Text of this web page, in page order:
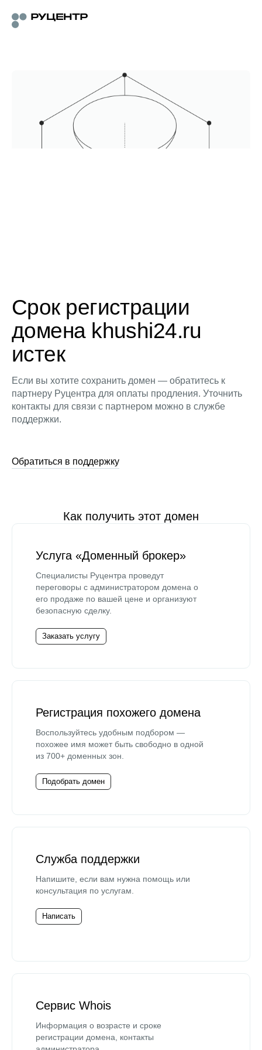
Срок регистрации
домена khushi24.ru
истек
Если вы хотите сохранить домен — обратитесь к
партнеру Руцентра для оплаты продления. Уточнить
контакты для связи с партнером можно в службе
поддержки.
Обратиться в поддержку
Как получить этот домен
Услуга «Доменный брокер»
Специалисты Руцентра проведут
переговоры с администратором домена о
его продаже по вашей цене и организуют
безопасную сделку.
Заказать услугу
Регистрация похожего домена
Воспользуйтесь удобным подбором —
похожее имя может быть свободно в одной
из 700+ доменных зон.
Подобрать домен
Служба поддержки
Напишите, если вам нужна помощь или
консультация по услугам.
Написать
Сервис Whois
Информация о возрасте и сроке
регистрации домена, контакты